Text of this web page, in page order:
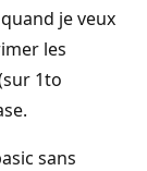
je veux
les
1to
sans